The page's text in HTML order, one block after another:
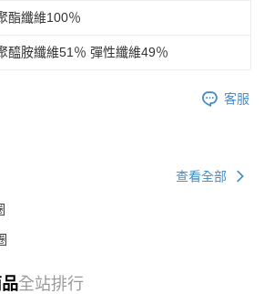
酯纖維100％
醯胺纖維51％ 彈性纖維49％
客服
查看全部
全站排行